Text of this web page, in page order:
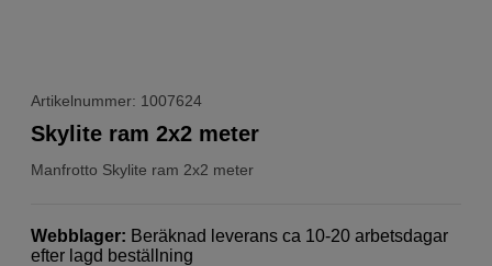
Artikelnummer: 1007624
Manfrotto Skylite ram 2x2 meter
Skylite ram 2x2 meter
Webblager: Beräknad leverans ca 10-20 arbetsdagar
efter lagd beställning